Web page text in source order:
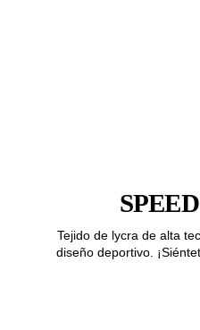
Tejido de lycra de alta
diseño deportivo.